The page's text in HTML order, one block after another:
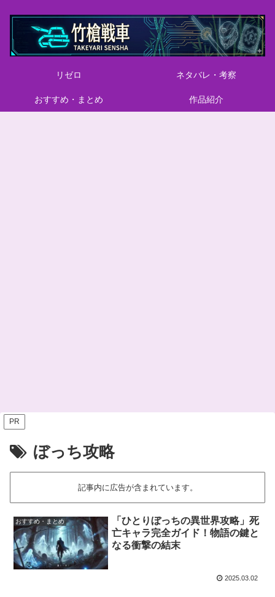
リゼロ ネタバレ・考察
おすすめ・まとめ 作品紹介
PR
ぼっち攻略
記事内に広告が含まれています。
おすすめ・まとめ
「ひとりぼっちの異世界攻略」死
亡キャラ完全ガイド！物語の鍵と
なる衝撃の結末
2025.03.02